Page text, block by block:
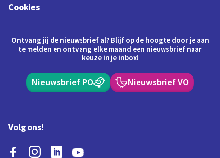
Cookies
Ontvang jij de nieuwsbrief al? Blijf op de hoogte door je aan
te melden en ontvang elke maand een nieuwsbrief naar
keuze in je inbox!
Nieuwsbrief PO Nieuwsbrief VO
Volg ons!